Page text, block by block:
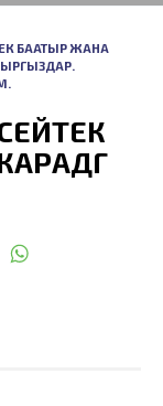
БААТЫР ЖАНА